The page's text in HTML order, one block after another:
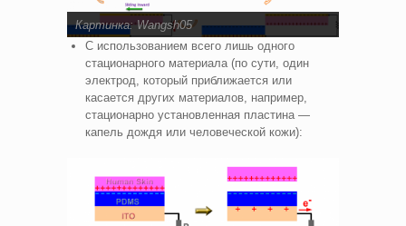
Картинка:Wangsh05
С использованием всего лишь одного
стационарного материала (по сути, один
электрод, который приближается или
касается других материалов, например,
стационарно установленная пластина —
капель дождя или человеческой кожи):